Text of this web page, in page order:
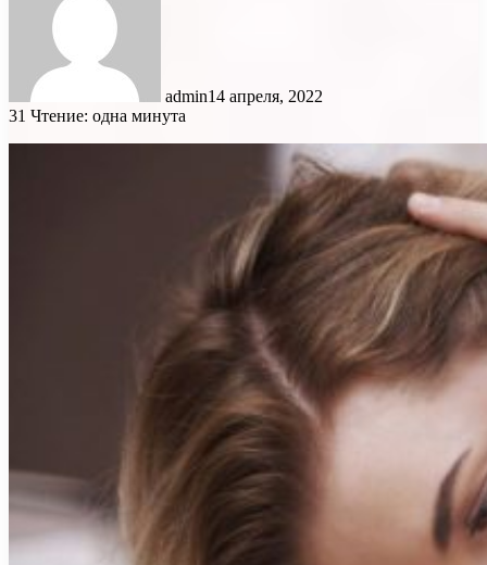
admin14 апреля, 2022
31 Чтение: одна минута